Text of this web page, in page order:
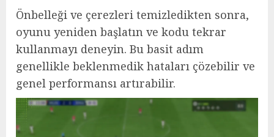
Önbelleği ve çerezleri temizledikten sonra,
oyunu yeniden başlatın ve kodu tekrar
kullanmayı deneyin. Bu basit adım
genellikle beklenmedik hataları çözebilir ve
genel performansı artırabilir.